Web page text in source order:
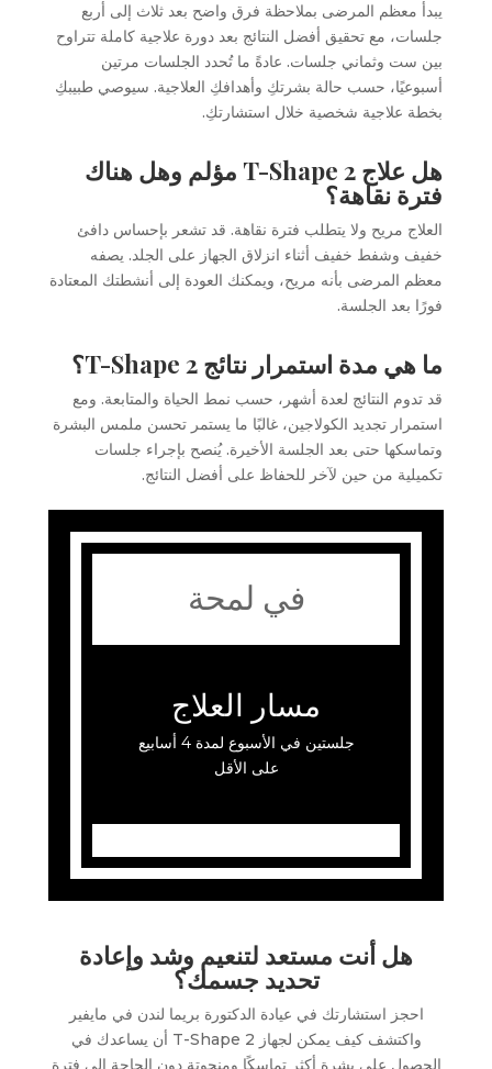
يبدأ معظم المرضى بملاحظة فرق واضح بعد ثلاث إلى أربع
جلسات، مع تحقيق أفضل النتائج بعد دورة علاجية كاملة تتراوح
بين ست وثماني جلسات. عادةً ما تُحدد الجلسات مرتين
أسبوعيًا، حسب حالة بشرتكِ وأهدافكِ العلاجية. سيوصي طبيبكِ
بخطة علاجية شخصية خلال استشارتكِ.
هل علاج T-Shape 2 مؤلم وهل هناك
فترة نقاهة؟
العلاج مريح ولا يتطلب فترة نقاهة. قد تشعر بإحساس دافئ
خفيف وشفط خفيف أثناء انزلاق الجهاز على الجلد. يصفه
معظم المرضى بأنه مريح، ويمكنك العودة إلى أنشطتك المعتادة
فورًا بعد الجلسة.
ما هي مدة استمرار نتائج T-Shape 2؟
قد تدوم النتائج لعدة أشهر، حسب نمط الحياة والمتابعة. ومع
استمرار تجديد الكولاجين، غالبًا ما يستمر تحسن ملمس البشرة
وتماسكها حتى بعد الجلسة الأخيرة. يُنصح بإجراء جلسات
تكميلية من حين لآخر للحفاظ على أفضل النتائج.
في لمحة
مسار العلاج
جلستين في الأسبوع لمدة 4 أسابيع
على الأقل
هل أنت مستعد لتنعيم وشد وإعادة
تحديد جسمك؟
احجز استشارتك في عيادة الدكتورة بريما لندن في مايفير
واكتشف كيف يمكن لجهاز T-Shape 2 أن يساعدك في
الحصول على بشرة أكثر تماسكًا ومنحوتة دون الحاجة إلى فترة